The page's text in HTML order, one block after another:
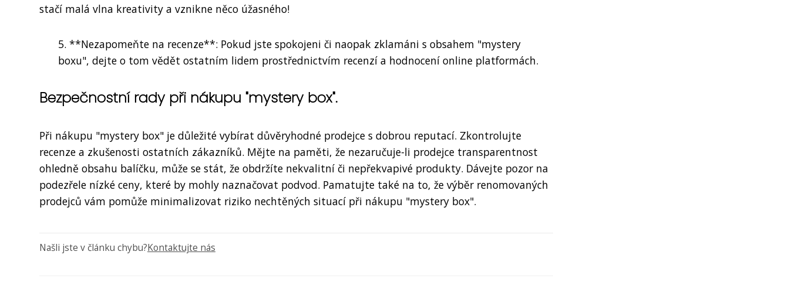
stačí malá vlna kreativity a vznikne něco úžasného!
5. **Nezapomeňte na recenze**: Pokud jste spokojeni či naopak zklamáni s obsahem "mystery
boxu", dejte o tom vědět ostatním lidem prostřednictvím recenzí a hodnocení online platformách.
Bezpečnostní rady při nákupu "mystery box".
Při nákupu "mystery box" je důležité vybírat důvěryhodné prodejce s dobrou reputací. Zkontrolujte
recenze a zkušenosti ostatních zákazníků. Mějte na paměti, že nezaručuje-li prodejce transparentnost
ohledně obsahu balíčku, může se stát, že obdržíte nekvalitní či nepřekvapivé produkty. Dávejte pozor na
podezřele nízké ceny, které by mohly naznačovat podvod. Pamatujte také na to, že výběr renomovaných
prodejců vám pomůže minimalizovat riziko nechtěných situací při nákupu "mystery box".
Našli jste v článku chybu?Kontaktujte nás